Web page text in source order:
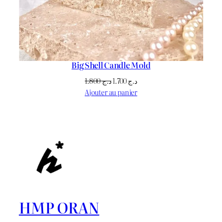
Big Shell Candle Mold
د.ج1.800
Le
prix
د.ج1.700
Le
prix
Ajouter au panier
HMP ORAN